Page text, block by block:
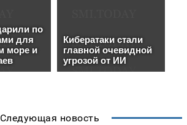
Следующая новость